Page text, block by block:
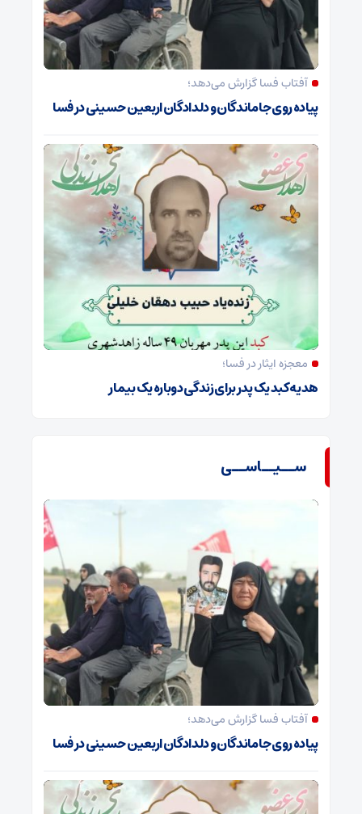
آفتاب فسا گزارش می‌دهد؛
پیاده روی جاماندگان و دلدادگان اربعین حسینی در فسا
معجزه ایثار در فسا؛
هدیه کبد یک پدر برای زندگی دوباره یک بیمار
ســیــاســی
آفتاب فسا گزارش می‌دهد؛
پیاده روی جاماندگان و دلدادگان اربعین حسینی در فسا